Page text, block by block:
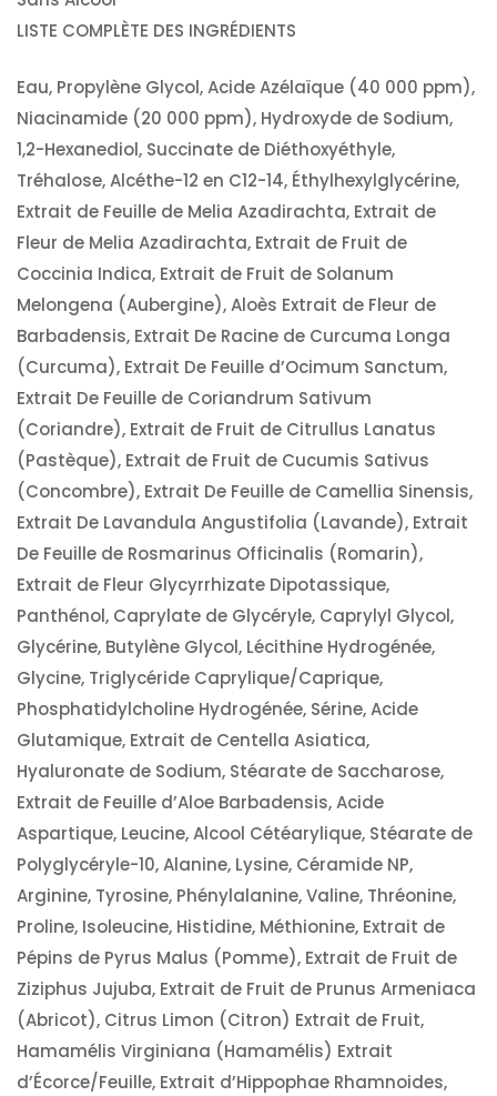
LISTE COMPLÈTE DES INGRÉDIENTS
Eau, Propylène Glycol, Acide Azélaïque (40 000 ppm),
Niacinamide (20 000 ppm), Hydroxyde de Sodium,
1,2-Hexanediol, Succinate de Diéthoxyéthyle,
Tréhalose, Alcéthe-12 en C12-14, Éthylhexylglycérine,
Extrait de Feuille de Melia Azadirachta, Extrait de
Fleur de Melia Azadirachta, Extrait de Fruit de
Coccinia Indica, Extrait de Fruit de Solanum
Melongena (Aubergine), Aloès Extrait de Fleur de
Barbadensis, Extrait De Racine de Curcuma Longa
(Curcuma), Extrait De Feuille d’Ocimum Sanctum,
Extrait De Feuille de Coriandrum Sativum
(Coriandre), Extrait de Fruit de Citrullus Lanatus
(Pastèque), Extrait de Fruit de Cucumis Sativus
(Concombre), Extrait De Feuille de Camellia Sinensis,
Extrait De Lavandula Angustifolia (Lavande), Extrait
De Feuille de Rosmarinus Officinalis (Romarin),
Extrait de Fleur Glycyrrhizate Dipotassique,
Panthénol, Caprylate de Glycéryle, Caprylyl Glycol,
Glycérine, Butylène Glycol, Lécithine Hydrogénée,
Glycine, Triglycéride Caprylique/Caprique,
Phosphatidylcholine Hydrogénée, Sérine, Acide
Glutamique, Extrait de Centella Asiatica,
Hyaluronate de Sodium, Stéarate de Saccharose,
Extrait de Feuille d’Aloe Barbadensis, Acide
Aspartique, Leucine, Alcool Cétéarylique, Stéarate de
Polyglycéryle-10, Alanine, Lysine, Céramide NP,
Arginine, Tyrosine, Phénylalanine, Valine, Thréonine,
Proline, Isoleucine, Histidine, Méthionine, Extrait de
Pépins de Pyrus Malus (Pomme), Extrait de Fruit de
Ziziphus Jujuba, Extrait de Fruit de Prunus Armeniaca
(Abricot), Citrus Limon (Citron) Extrait de Fruit,
Hamamélis Virginiana (Hamamélis) Extrait
d’Écorce/Feuille, Extrait d’Hippophae Rhamnoides,